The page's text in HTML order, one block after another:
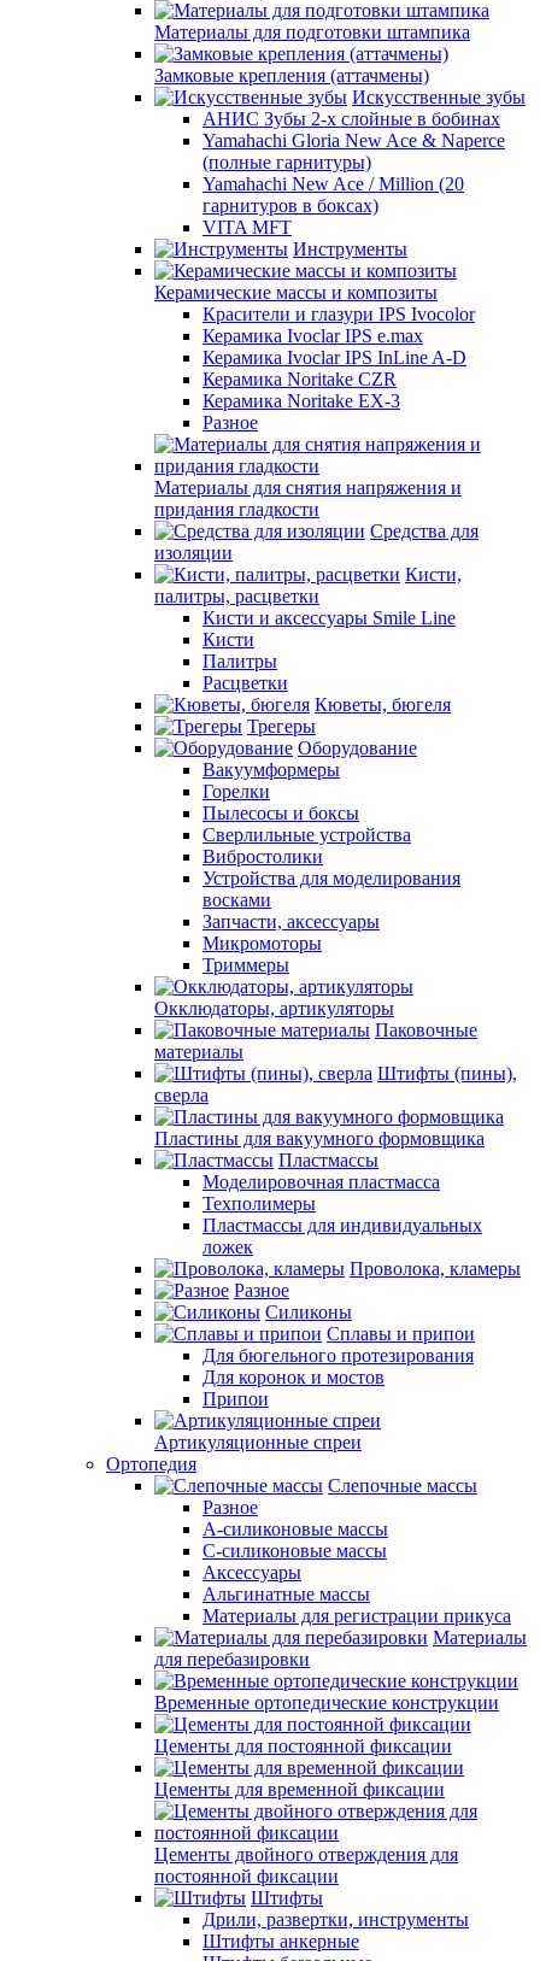
Материалы для подготовки штампика
Замковые крепления (аттачмены)
Искусственные зубы
АНИС Зубы 2-х слойные в бобинах
Yamahachi Gloria New Ace & Naperce
(полные гарнитуры)
Yamahachi New Ace / Million (20
гарнитуров в боксах)
VITA MFT
Инструменты
Керамические массы и композиты
Красители и глазури IPS Ivocolor
Керамика Ivoclar IPS e.max
Керамика Ivoclar IPS InLine A-D
Керамика Noritake CZR
Керамика Noritake EX-3
Разное
Материалы для снятия напряжения и
придания гладкости
Средства для
изоляции
Кисти,
палитры, расцветки
Кисти и аксессуары Smile Line
Кисти
Палитры
Расцветки
Кюветы, бюгеля
Трегеры
Оборудование
Вакуумформеры
Горелки
Пылесосы и боксы
Сверлильные устройства
Вибростолики
Устройства для моделирования
восками
Запчасти, аксессуары
Микромоторы
Триммеры
Окклюдаторы, артикуляторы
Паковочные
материалы
Штифты (пины),
сверла
Пластины для вакуумного формовщика
Пластмассы
Моделировочная пластмасса
Техполимеры
Пластмассы для индивидуальных
ложек
Проволока, кламеры
Разное
Силиконы
Сплавы и припои
Для бюгельного протезирования
Для коронок и мостов
Припои
Артикуляционные спреи
Ортопедия
Слепочные массы
Разное
А-силиконовые массы
С-силиконовые массы
Аксессуары
Альгинатные массы
Материалы для регистрации прикуса
Материалы
для перебазировки
Временные ортопедические конструкции
Цементы для постоянной фиксации
Цементы для временной фиксации
Цементы двойного отверждения для
постоянной фиксации
Штифты
Дрили, развертки, инструменты
Штифты анкерные